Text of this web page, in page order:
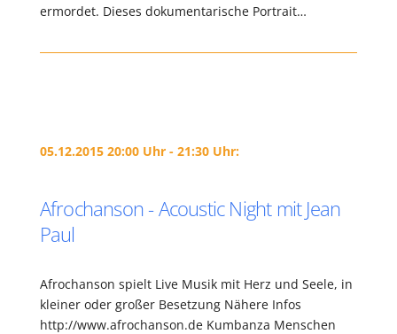
ermordet. Dieses dokumentarische Portrait…
05.12.2015 20:00 Uhr - 21:30 Uhr:
Afrochanson - Acoustic Night mit Jean
Paul
Afrochanson spielt Live Musik mit Herz und Seele, in
kleiner oder großer Besetzung Nähere Infos
http://www.afrochanson.de Kumbanza Menschen